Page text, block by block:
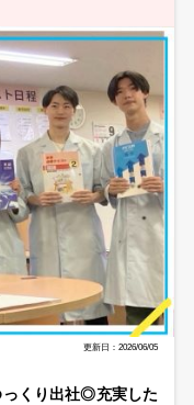
更新日：2026/06/05
っくり出社◎充実した